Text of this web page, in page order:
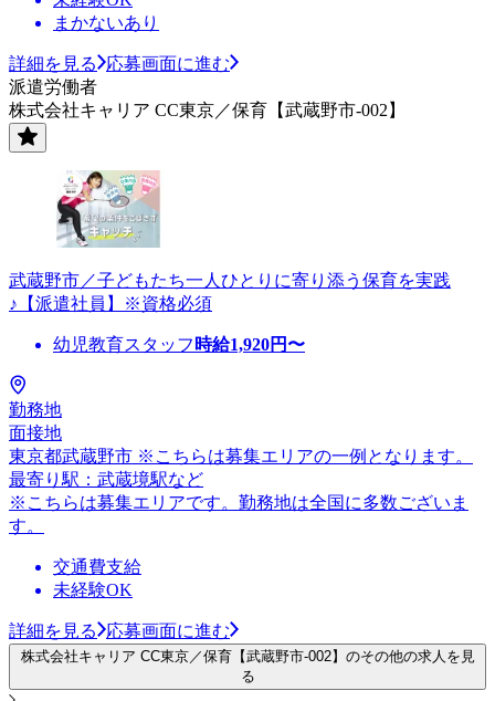
まかないあり
詳細を見る
応募画面に進む
派遣労働者
株式会社キャリア CC東京／保育【武蔵野市-002】
武蔵野市／子どもたち一人ひとりに寄り添う保育を実践
♪【派遣社員】※資格必須
幼児教育スタッフ 時給1,920円〜
勤務地
面接地
東京都武蔵野市 ※こちらは募集エリアの一例となります。
最寄り駅：武蔵境駅など
※こちらは募集エリアです。勤務地は全国に多数ございま
す。
交通費支給
未経験OK
詳細を見る 応募画面に進む
株式会社キャリア CC東京／保育【武蔵野市-002】のその他の求人を見
る